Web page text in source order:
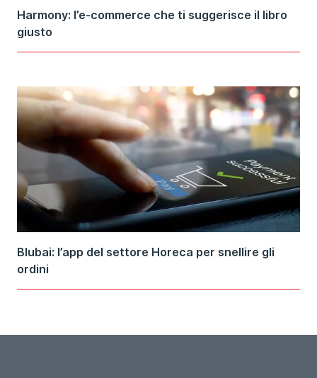
Harmony: l’e-commerce che ti suggerisce il libro
giusto
Blubai: l’app del settore Horeca per snellire gli
ordini